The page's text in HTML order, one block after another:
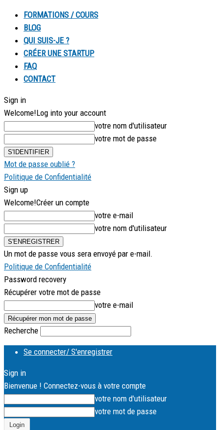
FORMATIONS / COURS
BLOG
QUI SUIS-JE ?
CRÉER UNE STARTUP
FAQ
CONTACT
Sign in
Welcome!Log into your account
votre nom d'utilisateur
votre mot de passe
Mot de passe oublié ?
Politique de Confidentialité
Sign up
Welcome!Créer un compte
votre e-mail
votre nom d'utilisateur
Un mot de passe vous sera envoyé par e-mail.
Politique de Confidentialité
Password recovery
Récupérer votre mot de passe
votre e-mail
Recherche
Se connecter/ S'enregistrer
Sign in
Bienvenue ! Connectez-vous à votre compte
votre nom d'utilisateur
votre mot de passe